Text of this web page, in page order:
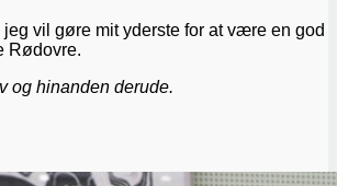
vil gøre mit yderste for at være en god
Rødovre.
og hinanden derude.